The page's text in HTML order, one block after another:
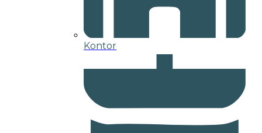
Kontor